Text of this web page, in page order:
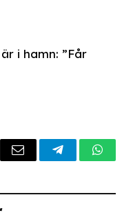
i hamn: ”Får
Email Telegram